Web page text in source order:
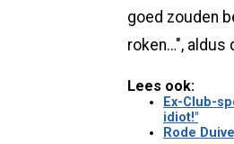
goed zouden
roken…", aldus
Lees ook:
Ex-Club-
idiot!"
Rode